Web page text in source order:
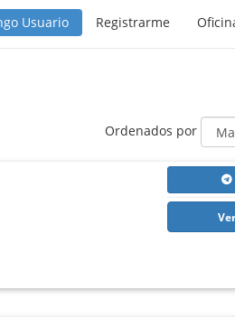
Usuario Registrarme
Ordenados por